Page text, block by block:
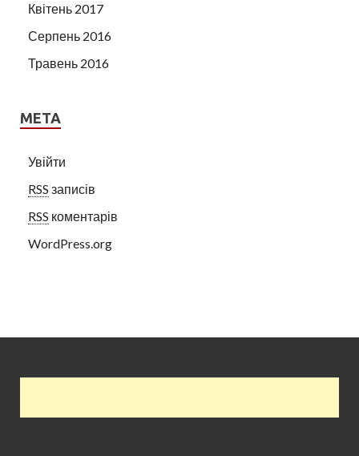
Квітень 2017
Серпень 2016
Травень 2016
МЕТА
Увійти
RSS записів
RSS коментарів
WordPress.org